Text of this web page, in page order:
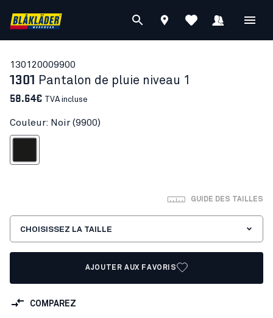
130120009900
1301 Pantalon de pluie niveau 1
58.64€ TVA incluse
Couleur: Noir (9900)
GUIDE DES TAILLES
CHOISISSEZ LA TAILLE
AJOUTER AUX FAVORIS
COMPAREZ